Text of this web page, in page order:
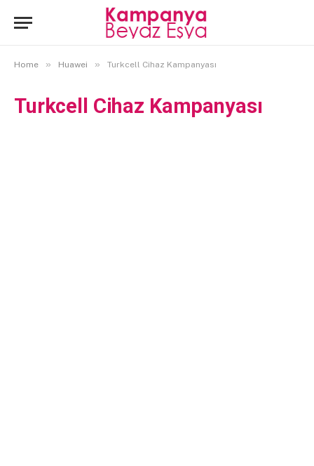
Home » Huawei » Turkcell Cihaz Kampanyası
Turkcell Cihaz Kampanyası